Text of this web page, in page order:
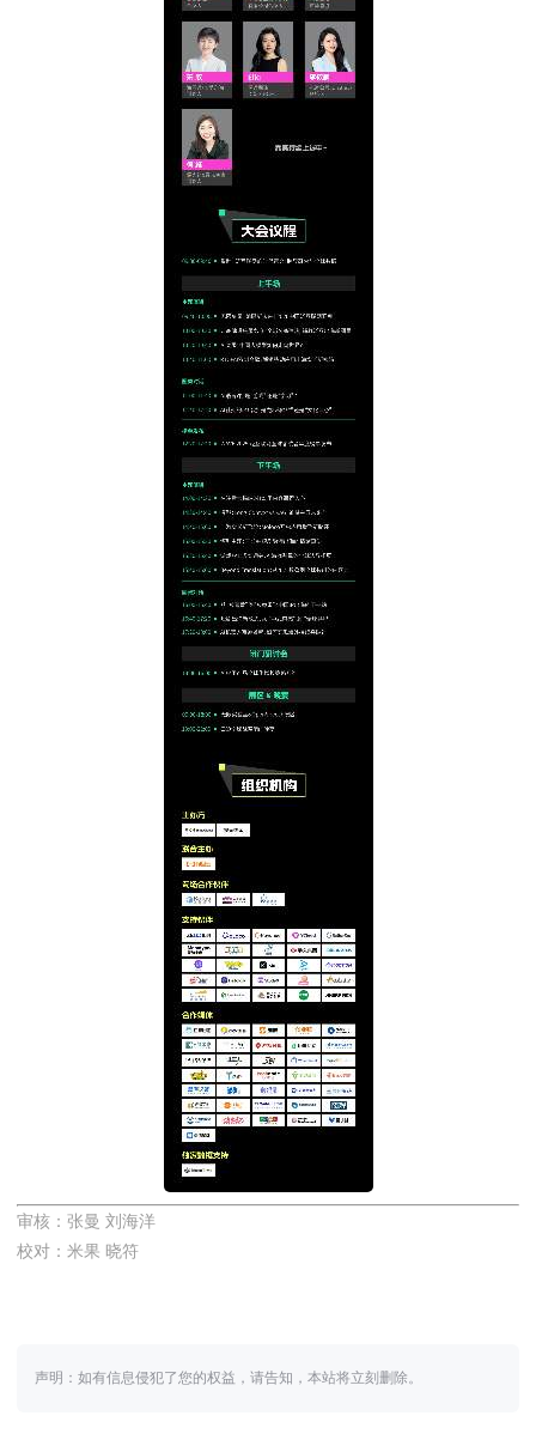
审核：张曼 刘海洋
校对：米果 晓符
声明：如有信息侵犯了您的权益，请告知，本站将立刻删除。